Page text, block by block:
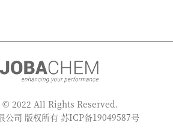
2022 All Rights Reserved.
公司 版权所有 苏ICP备19049587号